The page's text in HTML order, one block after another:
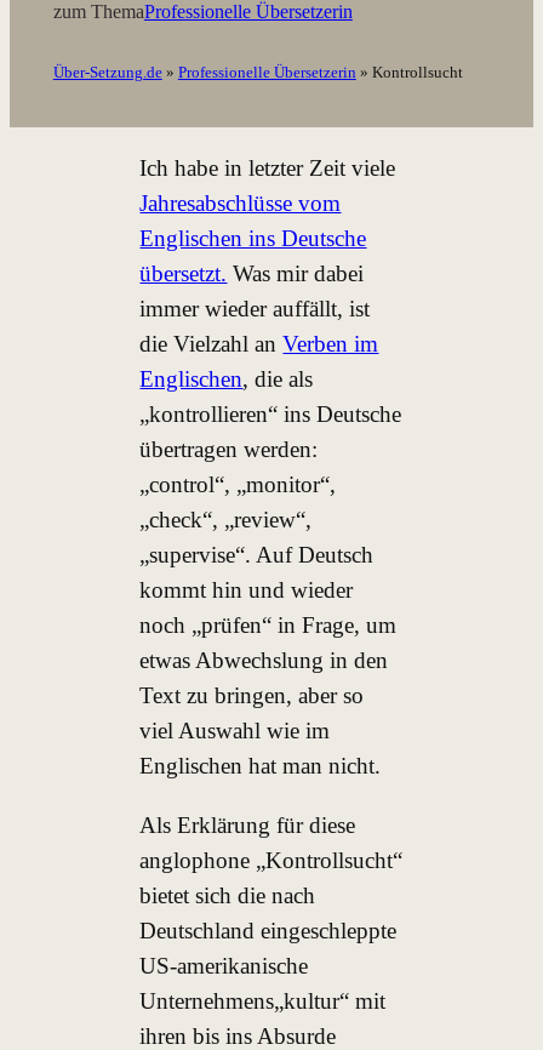
zum ThemaProfessionelle Übersetzerin
Über-Setzung.de» Professionelle Übersetzerin » Kontrollsucht
Ich habe in letzter Zeit viele
Jahresabschlüsse vom
Englischen ins Deutsche
übersetzt. Was mir dabei
immer wieder auffällt, ist
die Vielzahl anVerben im
Englischen, die als
„kontrollieren“ ins Deutsche
übertragen werden:
„control“, „monitor“,
„check“, „review“,
„supervise“. Auf Deutsch
kommt hin und wieder
noch „prüfen“ in Frage, um
etwas Abwechslung in den
Text zu bringen, aber so
viel Auswahl wie im
Englischen hat man nicht.
Als Erklärung für diese
anglophone „Kontrollsucht“
bietet sich die nach
Deutschland eingeschleppte
US-amerikanische
Unternehmens„kultur“ mit
ihren bis ins Absurde